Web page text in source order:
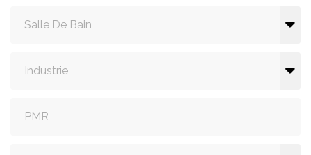
Salle De Bain
Industrie
PMR